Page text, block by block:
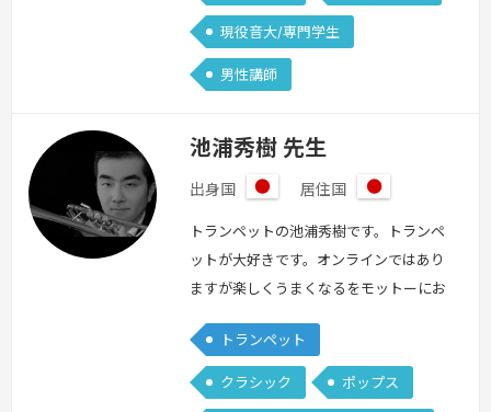
現役音大/専門学生
男性講師
池浦秀樹 先生
出身国
本
居住国
本
トランペットの池浦秀樹です。トランペ
ットが大好きです。オンラインではあり
ますが楽しくうまくなるをモットーにお
芸を披露するために１からトランペット
をやりたい方から、音大受験でどうして
もできないフレーズがあり悩んでいる方
トランペット
クラシック ポップス